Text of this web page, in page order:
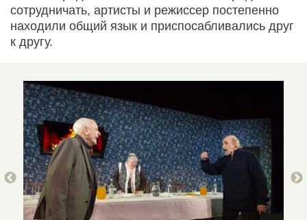
сотрудничать, артисты и режиссер постепенно
находили общий язык и приспосабливались друг
к другу.